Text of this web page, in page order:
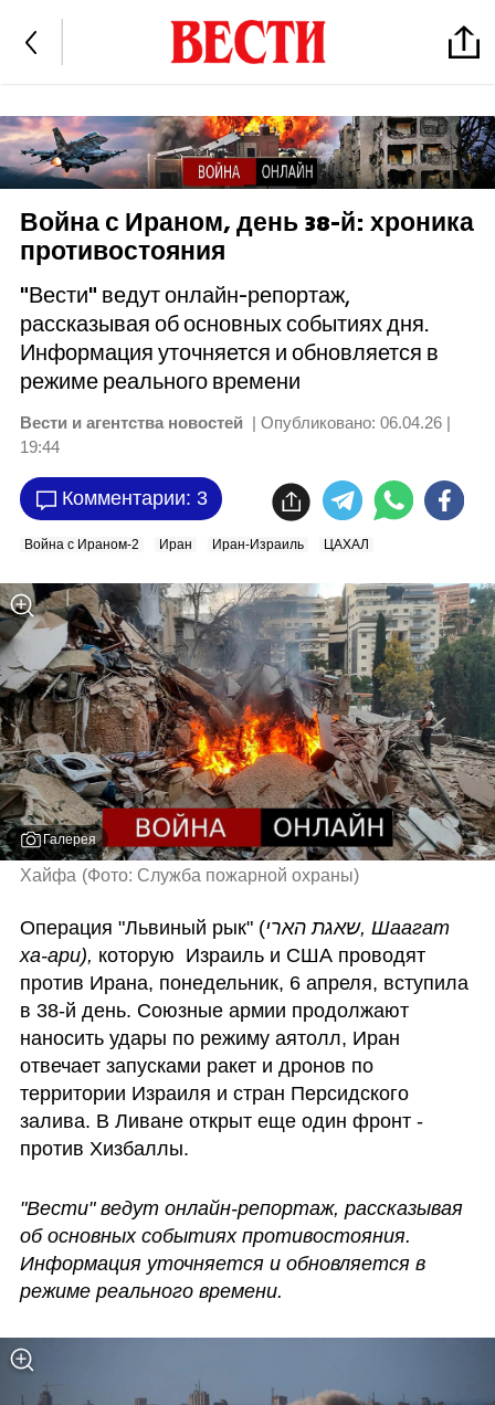
Война с Ираном, день 38-й: хроника
противостояния
"Вести" ведут онлайн-репортаж,
рассказывая об основных событиях дня.
Информация уточняется и обновляется в
режиме реального времени
Вести и агентства новостей | Опубликовано: 06.04.26 |
19:44
Комментарии: 3
Война с Ираном-2 Иран Иран-Израиль ЦАХАЛ
Галерея
Хайфа (Фото: Служба пожарной охраны)
Операция "Львиный рык" (שאגת הארי, Шаагат
ха-ари), которую  Израиль и США проводят
против Ирана, понедельник, 6 апреля, вступила
в 38-й день. Союзные армии продолжают
наносить удары по режиму аятолл, Иран
отвечает запусками ракет и дронов по
территории Израиля и стран Персидского
залива. В Ливане открыт еще один фронт -
против Хизбаллы.
"Вести" ведут онлайн-репортаж, рассказывая
об основных событиях противостояния.
Информация уточняется и обновляется в
режиме реального времени.